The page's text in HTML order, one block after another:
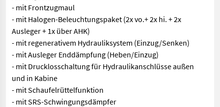
- mit Frontzugmaul
- mit Halogen-Beleuchtungspaket (2x vo.+ 2x hi. + 2x
Ausleger + 1x über AHK)
- mit regenerativem Hydrauliksystem (Einzug/Senken)
- mit Ausleger Enddämpfung (Heben/Einzug)
- mit Drucklosschaltung für Hydraulikanschlüsse außen
und in Kabine
- mit Schaufelrüttelfunktion
- mit SRS-Schwingungsdämpfer